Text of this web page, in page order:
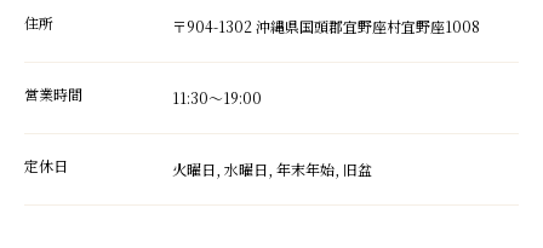
住所 〒904-1302 沖縄県国頭郡宜野座村宜野座1008
営業時間 11:30～19:00
定休日 火曜日, 水曜日, 年末年始, 旧盆